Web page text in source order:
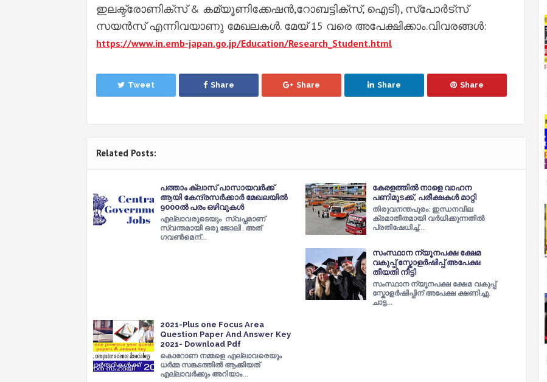
ഇലക്ട്രോണിക്സ് & കമ്യൂണിക്കേഷൻ,റോബട്ടിക്സ്, ഐടി), സ്പോർട്സ്
സയൻസ് എന്നിവയാണു മേഖലകൾ. മേയ് 15 വരെ അപേക്ഷിക്കാം.വിവരങ്ങൾ:
https://www.in.emb-japan.go.jp/Education/Research_Student.html
Tweet Share Share Share Share
Related Posts:
പത്താം ക്ലാസ് പാസായവർക്ക്
ആയി കേന്ദ്രസർക്കാർ മേഖലയിൽ
9000ൽ പരം ഒഴിവുകൾ
എല്ലാവരുടെയും സ്വപ്നമാണ്
സ്വന്തമായി ഒരു ജോലി . അത്
ഗവൺമെന്…
കേരളത്തിൽ നാളെ വാഹന
പണിമുടക്ക്, പരീക്ഷകൾ മാറ്റി
തിരുവനന്തപുരം: ഇന്ധനവില
ക്രമാതീതമായി വര്‍ധിക്കുന്നതില്‍
പ്രതിഷേധിച്ച്‌…
സംസ്ഥാന ന്യൂനപക്ഷ ക്ഷേമ
വകുപ്പ് സ്കോളർഷിപ്പ് അപേക്ഷ
തീയതി നീട്ടി
സംസ്ഥാന ന്യൂനപക്ഷ ക്ഷേമ വകുപ്പ്
സ്കോളർഷിപ്പിന് അപേക്ഷ ക്ഷണിച്ചു.
ചാട്ട…
2021-Plus one Focus Area
Question Paper And Answer Key
2021- Download Pdf
കൊറോണ നമ്മളെ എല്ലാവരെയും
ധർമ്മ സങ്കടത്തിൽ ആക്കിയത്
എല്ലാവർക്കും അറിയാം…